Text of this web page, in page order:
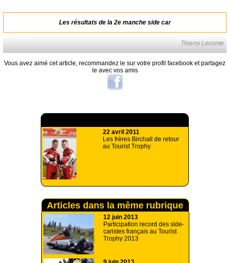
Les résultats de la 2e manche side car
Thierry Leconte
Vous avez aimé cet article, recommandez le sur votre profil facebook et partagez
le avec vos amis
22 avril 2011
Les frères Birchall de retour
au Tourist Trophy
Articles dans la même rubrique
12 juin 2013
Participation record des side-
caristes français au Tourist
Trophy 2013